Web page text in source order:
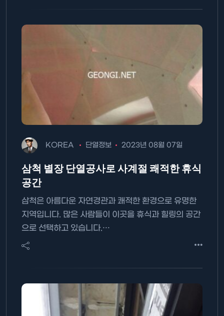
KOREA 단열정보 2023년 08월 07일
삼척 별장 단열공사로 사계절 쾌적한 휴식
공간
삼척은 아름다운 자연경관과 쾌적한 환경으로 유명한
지역입니다. 많은 사람들이 이곳을 휴식과 힐링의 공간
으로 선택하고 있습니다.…